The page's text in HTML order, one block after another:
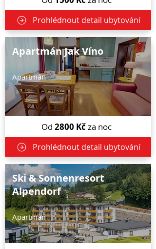
Prohlédnout detail ubytování
Apartmán Jak Víno
Apartmán
Od 2800 Kčza noc
Prohlédnout detail ubytování
Ski & Sonnenresort
Alpendorf
Apartmán